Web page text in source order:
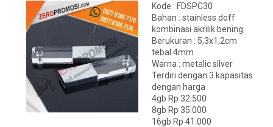
Kode : FDSPC30
Bahan : stainless doff
kombinasi akrilik bening
Berukuran : 5,3x1,2cm
tebal 4mm
Warna : metalic silver
Terdiri dengan 3 kapasitas
dengan harga
4gb Rp 32.500
8gb Rp 35.000
16gb Rp 41.000